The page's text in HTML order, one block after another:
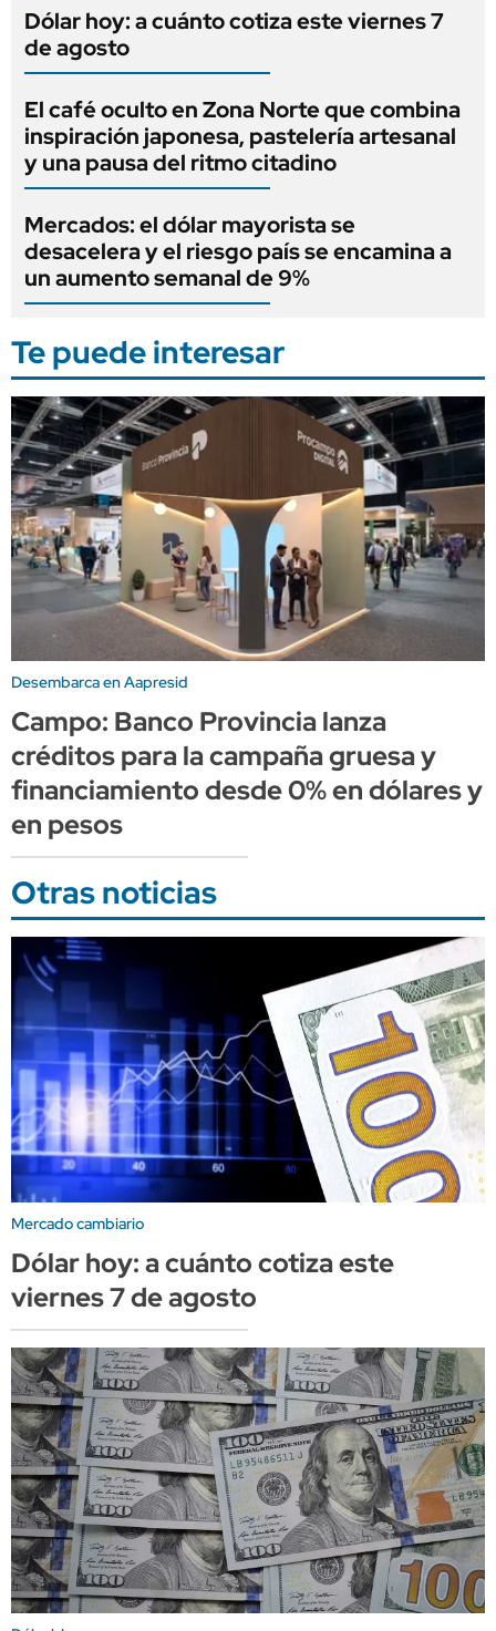
Dólar hoy: a cuánto cotiza este viernes 7
de agosto
El café oculto en Zona Norte que combina
inspiración japonesa, pastelería artesanal
y una pausa del ritmo citadino
Mercados: el dólar mayorista se
desacelera y el riesgo país se encamina a
un aumento semanal de 9%
Te puede interesar
Desembarca en Aapresid
Campo: Banco Provincia lanza
créditos para la campaña gruesa y
financiamiento desde 0% en dólares y
en pesos
Otras noticias
Mercado cambiario
Dólar hoy: a cuánto cotiza este
viernes 7 de agosto